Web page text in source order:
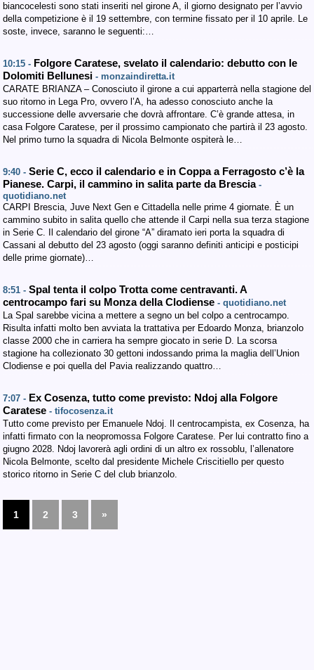
biancocelesti sono stati inseriti nel girone A, il giorno designato per l’avvio
della competizione è il 19 settembre, con termine fissato per il 10 aprile. Le
soste, invece, saranno le seguenti:…
10:15 - Folgore Caratese, svelato il calendario: debutto con le
Dolomiti Bellunesi - monzaindiretta.it
CARATE BRIANZA – Conosciuto il girone a cui apparterrà nella stagione del
suo ritorno in Lega Pro, ovvero l’A, ha adesso conosciuto anche la
successione delle avversarie che dovrà affrontare. C’è grande attesa, in
casa Folgore Caratese, per il prossimo campionato che partirà il 23 agosto.
Nel primo turno la squadra di Nicola Belmonte ospiterà le…
9:40 - Serie C, ecco il calendario e in Coppa a Ferragosto c’è la
Pianese. Carpi, il cammino in salita parte da Brescia -
quotidiano.net
CARPI Brescia, Juve Next Gen e Cittadella nelle prime 4 giornate. È un
cammino subito in salita quello che attende il Carpi nella sua terza stagione
in Serie C. Il calendario del girone “A” diramato ieri porta la squadra di
Cassani al debutto del 23 agosto (oggi saranno definiti anticipi e posticipi
delle prime giornate)…
8:51 - Spal tenta il colpo Trotta come centravanti. A
centrocampo fari su Monza della Clodiense - quotidiano.net
La Spal sarebbe vicina a mettere a segno un bel colpo a centrocampo.
Risulta infatti molto ben avviata la trattativa per Edoardo Monza, brianzolo
classe 2000 che in carriera ha sempre giocato in serie D. La scorsa
stagione ha collezionato 30 gettoni indossando prima la maglia dell’Union
Clodiense e poi quella del Pavia realizzando quattro…
7:07 - Ex Cosenza, tutto come previsto: Ndoj alla Folgore
Caratese - tifocosenza.it
Tutto come previsto per Emanuele Ndoj. Il centrocampista, ex Cosenza, ha
infatti firmato con la neopromossa Folgore Caratese. Per lui contratto fino a
giugno 2028. Ndoj lavorerà agli ordini di un altro ex rossoblu, l’allenatore
Nicola Belmonte, scelto dal presidente Michele Criscitiello per questo
storico ritorno in Serie C del club brianzolo.
1 2 3 »